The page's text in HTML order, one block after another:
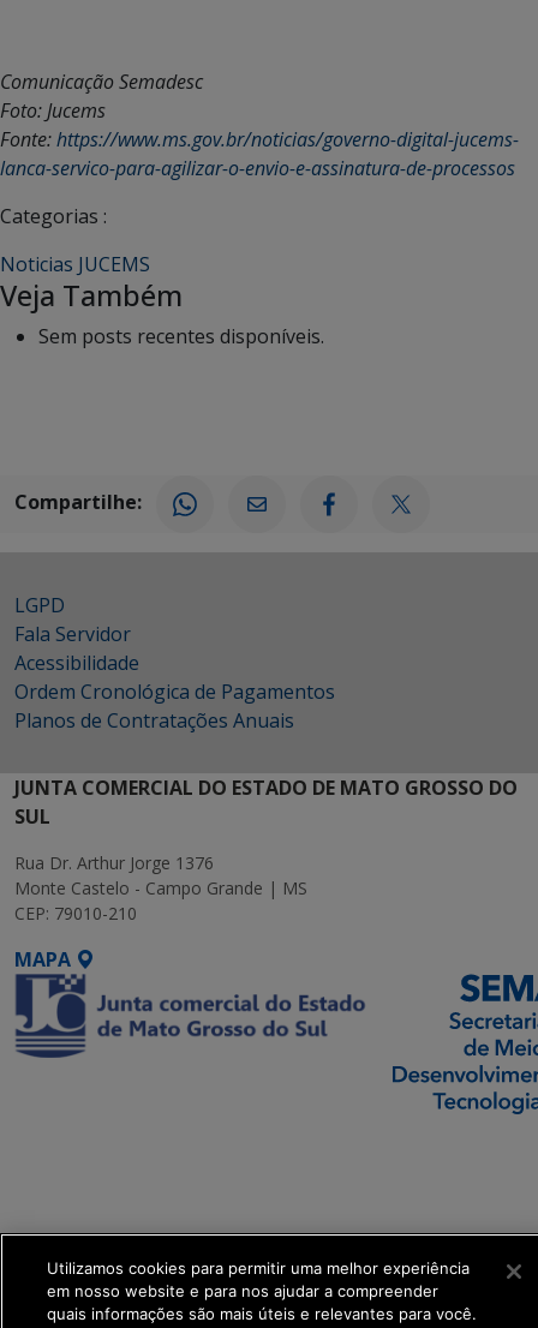
Comunicação Semadesc
Foto: Jucems
Fonte:https://www.ms.gov.br/noticias/governo-digital-jucems-
lanca-servico-para-agilizar-o-envio-e-assinatura-de-processos
Categorias :
Noticias JUCEMS
Veja Também
Sem posts recentes disponíveis.
Compartilhe:
LGPD
Fala Servidor
Acessibilidade
Ordem Cronológica de Pagamentos
Planos de Contratações Anuais
JUNTA COMERCIAL DO ESTADO DE MATO GROSSO DO
SUL
Rua Dr. Arthur Jorge 1376
Monte Castelo - Campo Grande | MS
CEP: 79010-210
MAPA
get_footer();
Utilizamos cookies para permitir uma melhor experiência
em nosso website e para nos ajudar a compreender
quais informações são mais úteis e relevantes para você.